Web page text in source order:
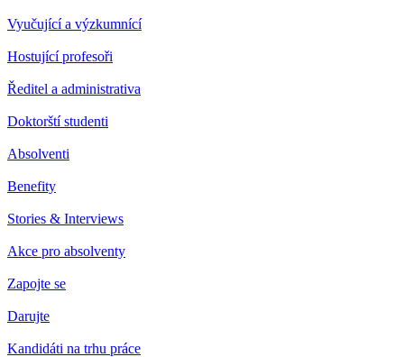
Vyučující a výzkumnící
Hostující profesoři
Ředitel a administrativa
Doktorští studenti
Absolventi
Benefity
Stories & Interviews
Akce pro absolventy
Zapojte se
Darujte
Kandidáti na trhu práce